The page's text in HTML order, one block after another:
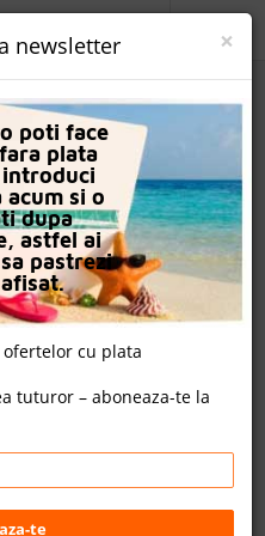
Resort
×
newsletter
poti face
plata
acum si o
dupa
astfel ai
pastrezi
cu plata
tuturor – aboneaza-te la
te